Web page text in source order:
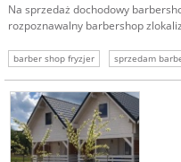
Na sprzedaż dochodowy
rozpoznawalny barbershop
barber shop fryzjer sprzedam
sprzedam firmę